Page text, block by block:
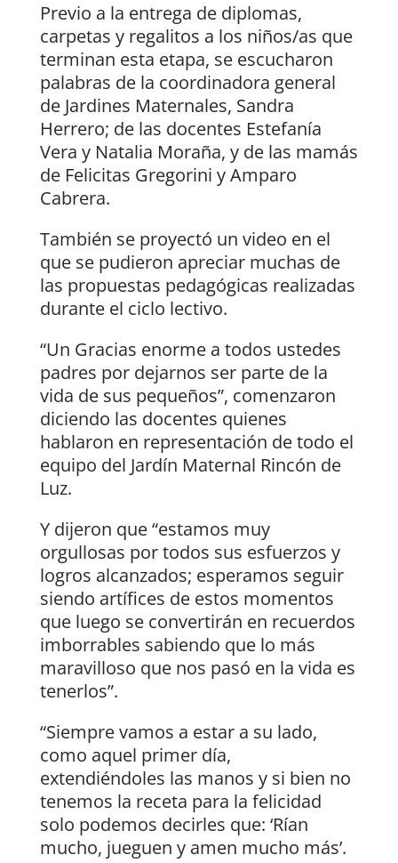
Previo a la entrega de diplomas,
carpetas y regalitos a los niños/as que
terminan esta etapa, se escucharon
palabras de la coordinadora general
de Jardines Maternales, Sandra
Herrero; de las docentes Estefanía
Vera y Natalia Moraña, y de las mamás
de Felicitas Gregorini y Amparo
Cabrera.
También se proyectó un video en el
que se pudieron apreciar muchas de
las propuestas pedagógicas realizadas
durante el ciclo lectivo.
“Un Gracias enorme a todos ustedes
padres por dejarnos ser parte de la
vida de sus pequeños”, comenzaron
diciendo las docentes quienes
hablaron en representación de todo el
equipo del Jardín Maternal Rincón de
Luz.
Y dijeron que “estamos muy
orgullosas por todos sus esfuerzos y
logros alcanzados; esperamos seguir
siendo artífices de estos momentos
que luego se convertirán en recuerdos
imborrables sabiendo que lo más
maravilloso que nos pasó en la vida es
tenerlos”.
“Siempre vamos a estar a su lado,
como aquel primer día,
extendiéndoles las manos y si bien no
tenemos la receta para la felicidad
solo podemos decirles que: ‘Rían
mucho, jueguen y amen mucho más’.